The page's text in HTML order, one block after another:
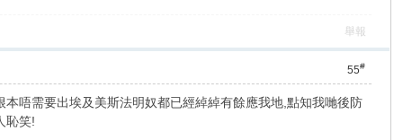
舉報
55#
唔需要出埃及美斯法明奴都已經綽綽有餘應我地,點知我哋後防
恥笑!